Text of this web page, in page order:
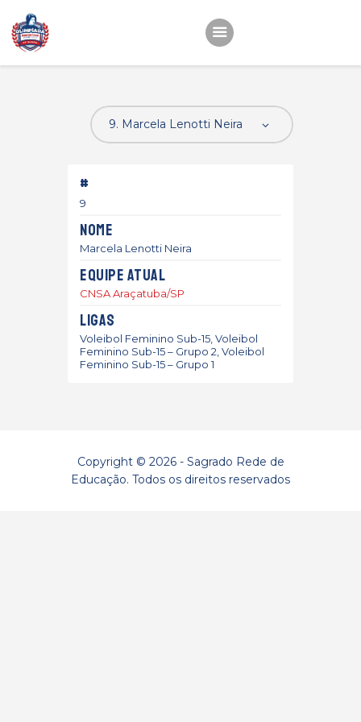
22ª OEMC
Atletas
Sagrado Rede de
Educação
#
9
Nome
Marcela Lenotti Neira
Equipe atual
CNSA Araçatuba/SP
Ligas
Voleibol Feminino Sub-15, Voleibol
Feminino Sub-15 – Grupo 2, Voleibol
Feminino Sub-15 – Grupo 1
Copyright © 2026 - Sagrado Rede de
Educação. Todos os direitos reservados